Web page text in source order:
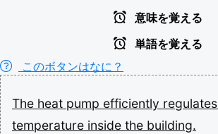
意味を覚える
単語を覚える
このボタンはなに？
The heat pump efficiently regulates
temperature inside the building.